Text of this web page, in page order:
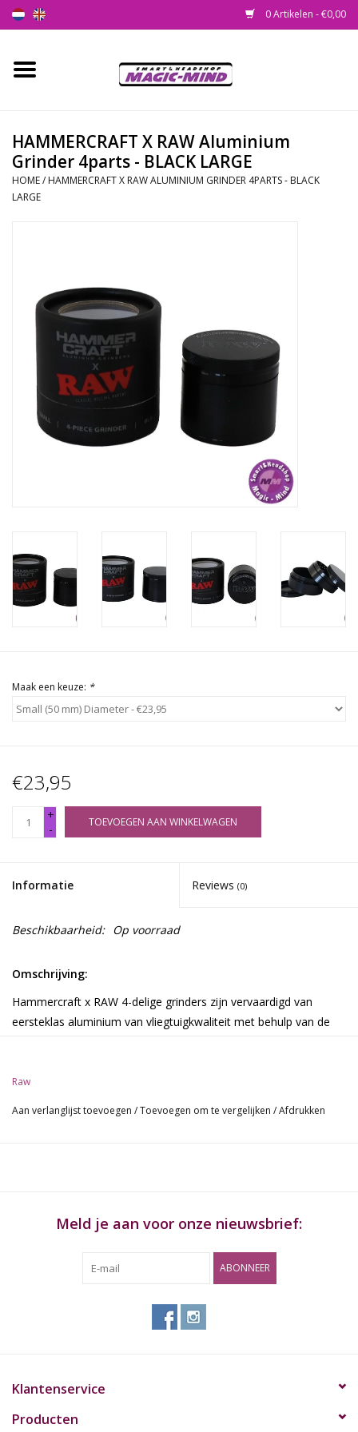
0 Artikelen - €0,00
Home
Smartshop
Health Supplies
Psychedelic
Rituals & Wierook
HAMMERCRAFT X RAW Aluminium
Grinder 4parts - BLACK LARGE
HOME/ HAMMERCRAFT X RAW ALUMINIUM GRINDER 4PARTS - BLACK
LARGE
Maak een keuze: *
€23,95
+
-
TOEVOEGEN AAN WINKELWAGEN
Informatie Reviews (0)
Beschikbaarheid: Op voorraad
Omschrijving:
Hammercraft x RAW 4-delige grinders zijn vervaardigd van
eersteklas aluminium van vliegtuigkwaliteit met behulp van de
Raw
Aan verlanglijst toevoegen /Toevoegen om te vergelijken /Afdrukken
Meld je aan voor onze nieuwsbrief:
ABONNEER
Klantenservice
Producten